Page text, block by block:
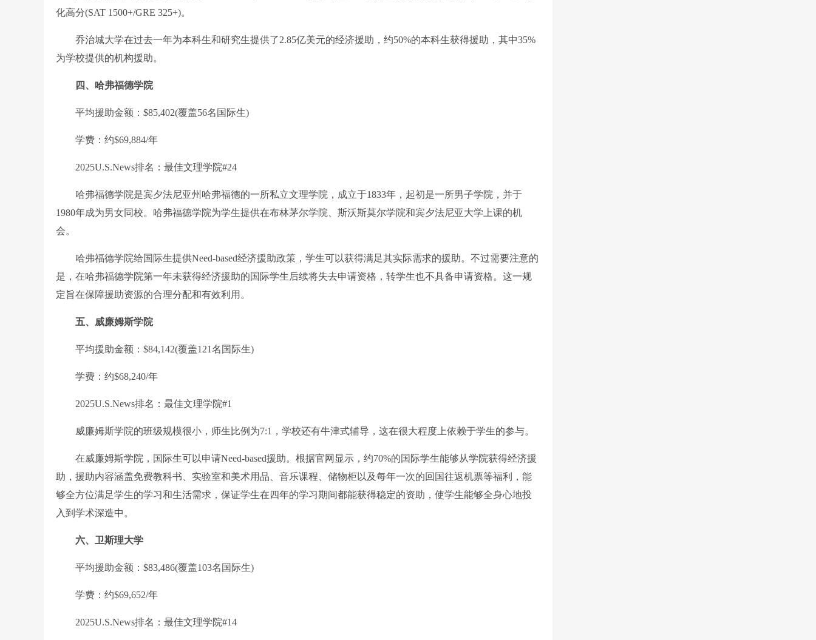
化高分(SAT 1500+/GRE 325+)。
乔治城大学在过去一年为本科生和研究生提供了2.85亿美元的经济援助，约50%的本科生获得援助，其中35%
为学校提供的机构援助。
四、哈弗福德学院
平均援助金额：$85,402(覆盖56名国际生)
学费：约$69,884/年
2025U.S.News排名：最佳文理学院#24
哈弗福德学院是宾夕法尼亚州哈弗福德的一所私立文理学院，成立于1833年，起初是一所男子学院，并于
1980年成为男女同校。哈弗福德学院为学生提供在布林茅尔学院、斯沃斯莫尔学院和宾夕法尼亚大学上课的机
会。
哈弗福德学院给国际生提供Need-based经济援助政策，学生可以获得满足其实际需求的援助。不过需要注意的
是，在哈弗福德学院第一年未获得经济援助的国际学生后续将失去申请资格，转学生也不具备申请资格。这一规
定旨在保障援助资源的合理分配和有效利用。
五、威廉姆斯学院
平均援助金额：$84,142(覆盖121名国际生)
学费：约$68,240/年
2025U.S.News排名：最佳文理学院#1
威廉姆斯学院的班级规模很小，师生比例为7:1，学校还有牛津式辅导，这在很大程度上依赖于学生的参与。
在威廉姆斯学院，国际生可以申请Need-based援助。根据官网显示，约70%的国际学生能够从学院获得经济援
助，援助内容涵盖免费教科书、实验室和美术用品、音乐课程、储物柜以及每年一次的回国往返机票等福利，能
够全方位满足学生的学习和生活需求，保证学生在四年的学习期间都能获得稳定的资助，使学生能够全身心地投
入到学术深造中。
六、卫斯理大学
平均援助金额：$83,486(覆盖103名国际生)
学费：约$69,652/年
2025U.S.News排名：最佳文理学院#14